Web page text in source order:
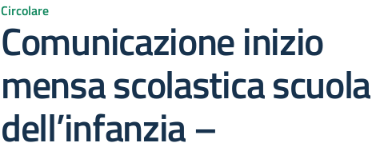
Circolare
Comunicazione inizio
mensa scolastica scuola
dell’infanzia –